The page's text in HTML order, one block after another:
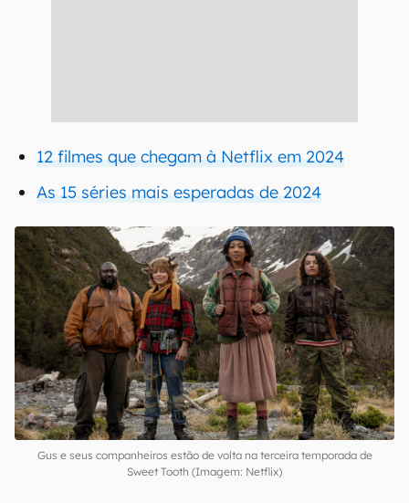
12 filmes que chegam à Netflix em 2024
As 15 séries mais esperadas de 2024
Gus e seus companheiros estão de volta na terceira temporada de
Sweet Tooth (Imagem: Netflix)